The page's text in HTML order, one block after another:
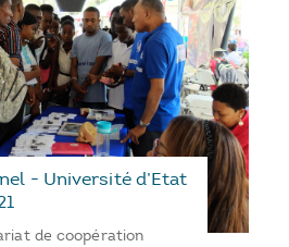
- Université d’Etat
de coopération